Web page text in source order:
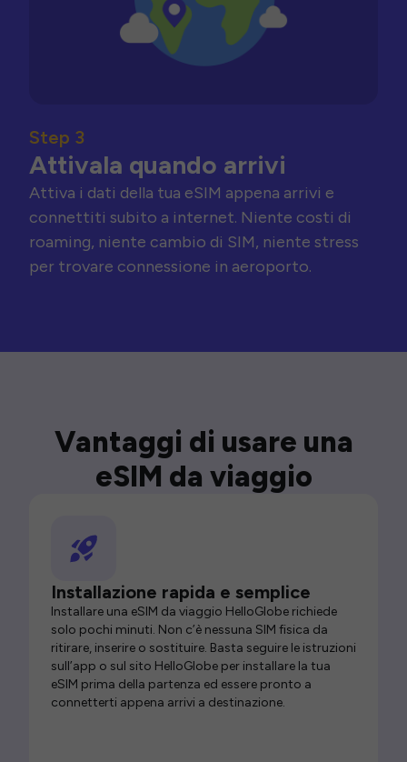
Step 3
Attivala quando arrivi
Attiva i dati della tua eSIM appena arrivi e
connettiti subito a internet. Niente costi di
roaming, niente cambio di SIM, niente stress
per trovare connessione in aeroporto.
Vantaggi di usare una
eSIM da viaggio
Installazione rapida e semplice
Installare una eSIM da viaggio HelloGlobe richiede
solo pochi minuti. Non c’è nessuna SIM fisica da
ritirare, inserire o sostituire. Basta seguire le istruzioni
sull’app o sul sito HelloGlobe per installare la tua
eSIM prima della partenza ed essere pronto a
connetterti appena arrivi a destinazione.